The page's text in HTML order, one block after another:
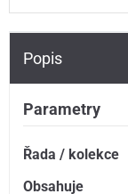
Popis
Parametry
Řada / kolekce
Obsahuje